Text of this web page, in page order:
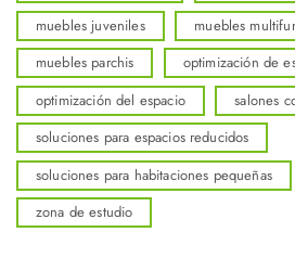
muebles juveniles
muebles
muebles parchis
optimización de
optimización del espacio
salones
soluciones para espacios reducidos
soluciones para habitaciones pequeñas
zona de estudio